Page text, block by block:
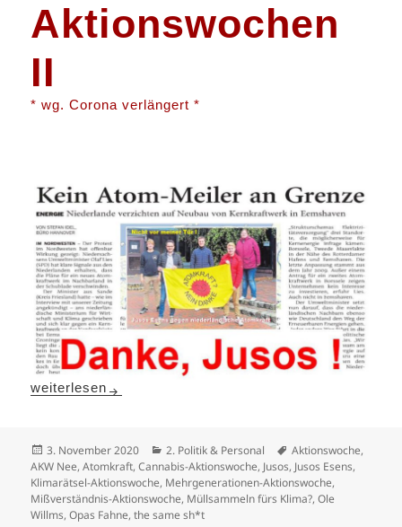
Aktionswochen
II
* wg. Corona verlängert *
Juso-Aktionswochen verlängert!
weiterlesen
Veröffentlicht
am
3. November 2020 Kategorien
2. Politik & Personal Schlagwörter
Aktionswoche,
AKW Nee,Atomkraft,Cannabis-Aktionswoche, Jusos, Jusos Esens,
Klimarätsel-Aktionswoche, Mehrgenerationen-Aktionswoche,
Mißverständnis-Aktionswoche, Müllsammeln fürs Klima?,Ole
Willms,Opas Fahne,the same sh*t